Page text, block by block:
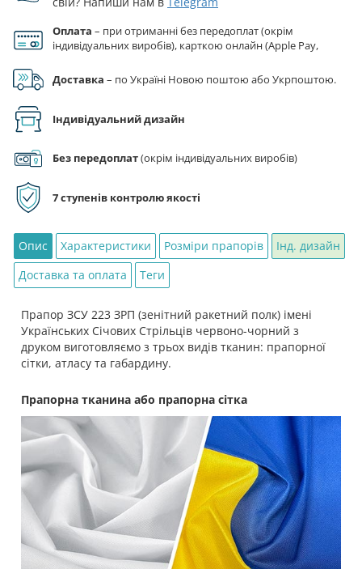
ЗРП
(зенітний
ракетний
імені
Січових
Стрільців
чорний
Оплата – при отриманні без передоплат (окрім
індивідуальних виробів), карткою онлайн (Apple Pay,
Доставка – по Україні Новою поштою або Укрпоштою.
Індивідуальний дизайн
Без передоплат(окрім індивідуальних виробів)
7 ступенів контролю якості
Опис Характеристики Розміри прапорів
Інд. дизайн
Доставка та оплата
Теги
Прапор ЗСУ 223 ЗРП (зенітний ракетний полк) імені
Українських Січових Стрільців червоно-чорний з
друком виготовляємо з трьох видів тканин: прапорної
сітки, атласу та габардину.
Прапорна тканина або прапорна сітка